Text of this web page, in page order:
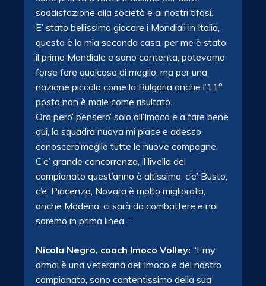
soddisfazione alla società e ai nostri tifosi.
E’ stato bellissimo giocare i Mondiali in Italia,
questa è la mia seconda casa, per me è stato
il primo Mondiale e sono contenta, potevamo
forse fare qualcosa di meglio, ma per una
nazione piccola come la Bulgaria anche l’11°
posto non è male come risultato.
Ora pero’ pensero’ solo all’Imoco e a fare bene
qui, la squadra nuova mi piace e adesso
conoscero’meglio tutte le nuove compagne.
C’e’ grande concorrenza, il livello del
campionato quest’anno è altissimo, c’e’ Busto,
c’e’ Piacenza, Novara è molto migliorata,
anche Modena, ci sarà da combattere e noi
saremo in prima linea. ”
Nicola Negro, coach Imoco Volley: “Emy
ormai è una veterana dell’Imoco e del nostro
campionato, sono contentissimo della sua